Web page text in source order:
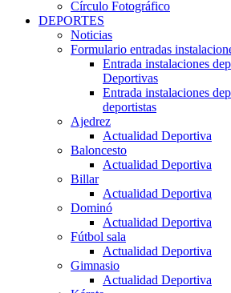
Círculo Fotográfico
DEPORTES
Noticias
Formulario entradas
Entrada instalaciones
Deportivas
Entrada instalaciones
deportistas
Ajedrez
Actualidad Deportiva
Baloncesto
Actualidad Deportiva
Billar
Actualidad Deportiva
Dominó
Actualidad Deportiva
Fútbol sala
Actualidad Deportiva
Gimnasio
Actualidad Deportiva